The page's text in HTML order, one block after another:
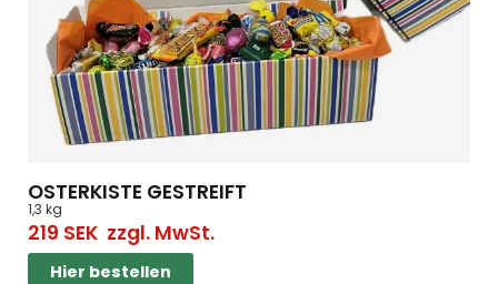
OSTERKISTE GESTREIFT
1,3 kg
219 SEKzzgl. MwSt.
Hier bestellen